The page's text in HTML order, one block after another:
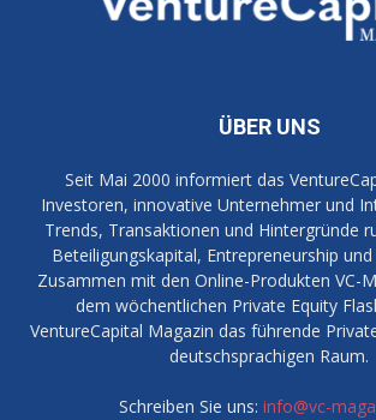
ÜBER UNS
Seit Mai 2000 informiert das
Investoren, innovative Unternehmer und
Trends, Transaktionen und Hintergründe
Beteiligungskapital, Entrepreneurship
Zusammen mit den Online-Produkten VC-
dem wöchentlichen Private Equity
VentureCapital Magazin das führende
deutschsprachigen Raum.
Schreiben Sie uns: info@vc-